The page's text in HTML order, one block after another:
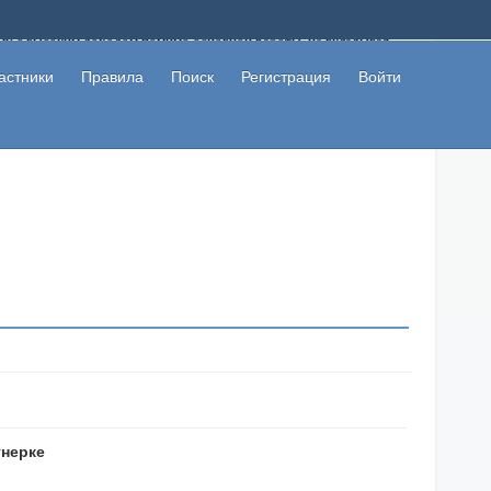
с высоким доходом помимо основной работы, не вкладывая
не попались на развод. Вы сможете начать зарабатывать
Правила Поиск Регистрация Войти